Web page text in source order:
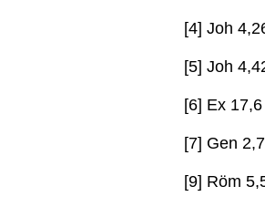
[4] Joh
[5] Joh
[6] Ex 17,6
[7] Gen 2,7
[9] Röm